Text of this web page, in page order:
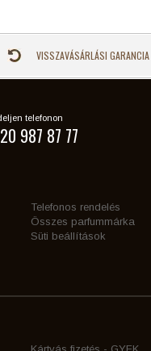
VISSZAVÁSÁRLÁSI GARANCIA
telefonon
987 87 77
Telefonos rendelés
Összes parfummárka
Süti beállítások